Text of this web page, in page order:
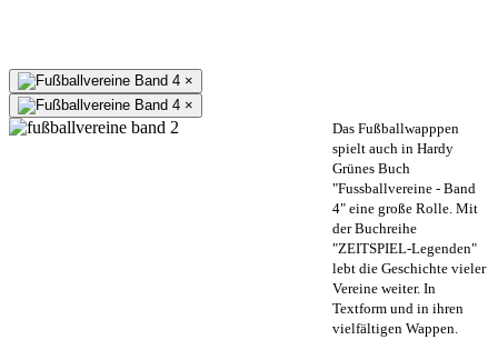
×
×
Das Fußballwapppen
spielt auch in Hardy
Grünes Buch
"Fussballvereine - Band
4" eine große Rolle. Mit
der Buchreihe
"ZEITSPIEL-Legenden"
lebt die Geschichte vieler
Vereine weiter. In
Textform und in ihren
vielfältigen Wappen.